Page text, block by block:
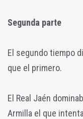
Segunda parte
El segundo tiempo
que el primero.
El Real Jaén
Armilla el que